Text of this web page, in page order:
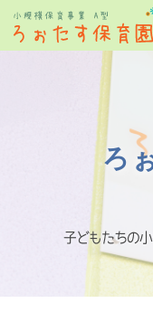
ろ
子どもたちの